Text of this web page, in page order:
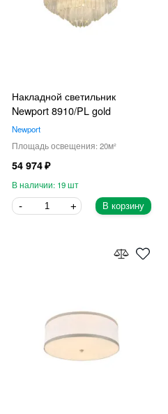
Накладной светильник
Newport 8910/PL gold
Newport
20
54 974
19
В корзину